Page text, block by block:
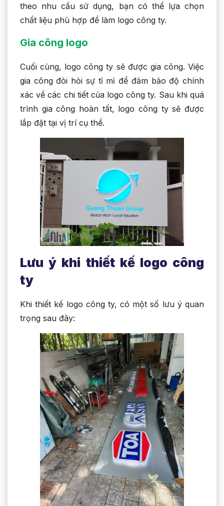
theo nhu cầu sử dụng, bạn có thể lựa chọn
chất liệu phù hợp để làm logo công ty.
Gia công logo
Cuối cùng, logo công ty sẽ được gia công. Việc
gia công đòi hỏi sự tỉ mỉ để đảm bảo độ chính
xác về các chi tiết của logo công ty. Sau khi quá
trình gia công hoàn tất, logo công ty sẽ được
lắp đặt tại vị trí cụ thể.
Lưu ý khi thiết kế logo công
ty
Khi thiết kế logo công ty, có một số lưu ý quan
trọng sau đây: